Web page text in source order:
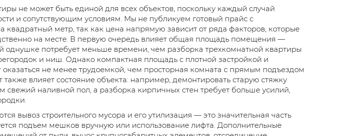
не может быть единой для всех объектов, поскольку каждый случай
и сопутствующим условиям. Мы не публикуем готовый прайс с
квадратный метр, так как цена напрямую зависит от ряда факторов, которые
на месте. В первую очередь влияет общая площадь помещения —
однушке потребует меньше времени, чем разборка трехкомнатной квартиры
и ниш. Однако компактная площадь с плотной застройкой и
не менее трудоемкой, чем просторная комната с прямым подъездом
также влияет состояние объекта: например, демонтировать старую стяжку
свежий наливной пол, а разборка кирпичных стен требует больше усилий,
вывоз строительного мусора и его утилизация — это значительная часть
подъем мешков вручную или использование лифта. Дополнительные